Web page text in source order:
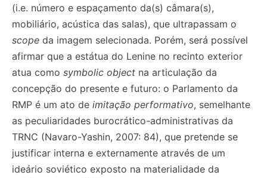
(i.e. número e espaçamento da(s) câmara(s),
mobiliário, acústica das salas), que ultrapassam o
scope da imagem selecionada. Porém, será possível
afirmar que a estátua do Lenine no recinto exterior
atua como symbolic object na articulação da
concepção do presente e futuro: o Parlamento da
RMP é um ato de imitação performativo, semelhante
as peculiaridades burocrático-administrativas da
TRNC (Navaro-Yashin, 2007: 84), que pretende se
justificar interna e externamente através de um
ideário soviético exposto na materialidade da